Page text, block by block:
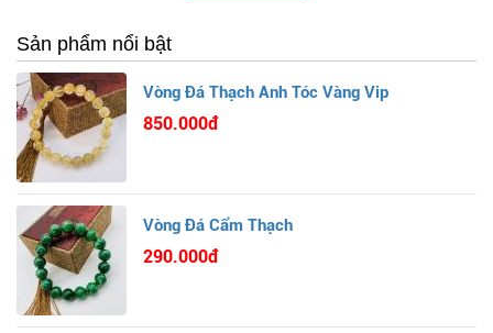
Sản phẩm nổi bật
Vòng Đá Thạch Anh Tóc Vàng Vip
850.000đ
Vòng Đá Cẩm Thạch
290.000đ